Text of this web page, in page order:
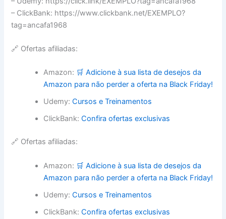
– ClickBank: https://www.clickbank.net/EXEMPLO?
tag=ancafa1968
🔗 Ofertas afiliadas:
Amazon: 🛒 Adicione à sua lista de desejos da
Amazon para não perder a oferta na Black Friday!
Udemy:Cursos e Treinamentos
ClickBank:Confira ofertas exclusivas
🔗 Ofertas afiliadas:
Amazon: 🛒 Adicione à sua lista de desejos da
Amazon para não perder a oferta na Black Friday!
Udemy:Cursos e Treinamentos
ClickBank:Confira ofertas exclusivas